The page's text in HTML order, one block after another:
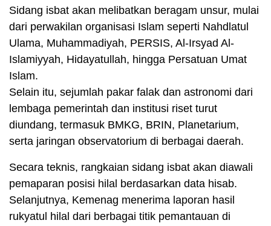
Sidang isbat akan melibatkan beragam unsur, mulai
dari perwakilan organisasi Islam seperti Nahdlatul
Ulama, Muhammadiyah, PERSIS, Al-Irsyad Al-
Islamiyyah, Hidayatullah, hingga Persatuan Umat
Islam.
Selain itu, sejumlah pakar falak dan astronomi dari
lembaga pemerintah dan institusi riset turut
diundang, termasuk BMKG, BRIN, Planetarium,
serta jaringan observatorium di berbagai daerah.
Secara teknis, rangkaian sidang isbat akan diawali
pemaparan posisi hilal berdasarkan data hisab.
Selanjutnya, Kemenag menerima laporan hasil
rukyatul hilal dari berbagai titik pemantauan di